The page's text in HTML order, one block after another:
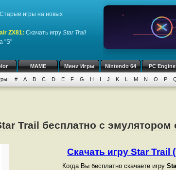
Старые игры на новых
ZX81: Скачать игру Star Trail
"S"
MAME Мини Игры Nintendo 64 PC Engine
# A B C D E F G H I J K L M N O P
Trail бесплатно с эмулятором
Скачать игру Star Trail
Когда Вы бесплатно скачаете игру